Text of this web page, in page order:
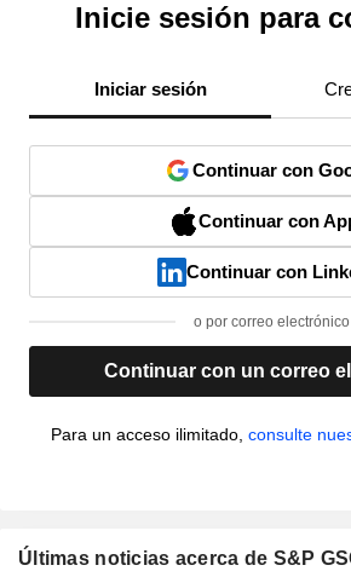
Inicie sesión para
Iniciar sesión
Continuar con
Continuar con
Continuar con
o por correo electrónico
Continuar con un correo
Para un acceso ilimitado, consulte
Últimas noticias acerca de S&P